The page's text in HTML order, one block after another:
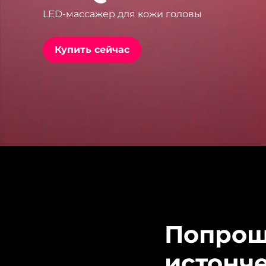
LED-массажер для кожи головы
Купить сейчас
issa™ Teeth Whitening Set
ПОДАРКИ И НАБОРЫ